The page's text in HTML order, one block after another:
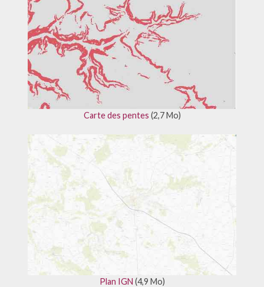
Carte des pentes (2,7 Mo)
Plan IGN (4,9 Mo)